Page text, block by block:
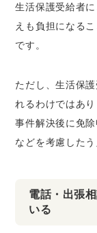
生活保護受給者
えも負担になる
です。
ただし、生活保
れるわけではあり
事件解決後に免
などを考慮した
電話・出張
いる